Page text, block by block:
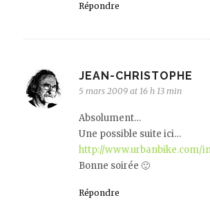
Répondre
JEAN-CHRISTOPHE
5 mars 2009 at 16 h 13 min
Absolument…
Une possible suite ici…
http://www.urbanbike.com/
Bonne soirée 🙂
Répondre